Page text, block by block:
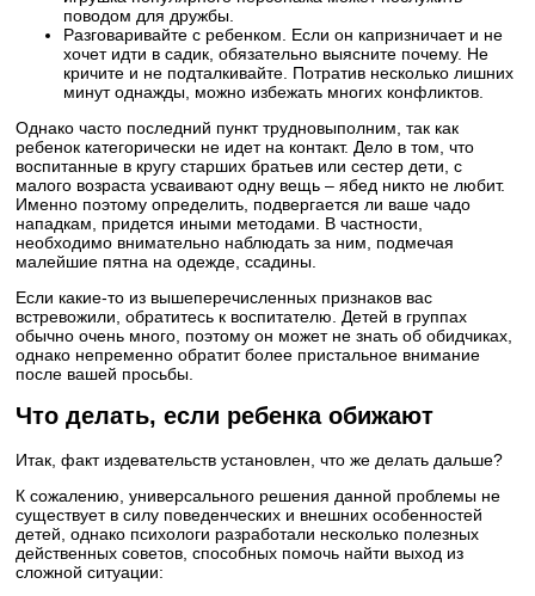
поводом для дружбы.
Разговаривайте с ребенком. Если он капризничает и не
хочет идти в садик, обязательно выясните почему. Не
кричите и не подталкивайте. Потратив несколько лишних
минут однажды, можно избежать многих конфликтов.
Однако часто последний пункт трудновыполним, так как
ребенок категорически не идет на контакт. Дело в том, что
воспитанные в кругу старших братьев или сестер дети, с
малого возраста усваивают одну вещь – ябед никто не любит.
Именно поэтому определить, подвергается ли ваше чадо
нападкам, придется иными методами. В частности,
необходимо внимательно наблюдать за ним, подмечая
малейшие пятна на одежде, ссадины.
Если какие-то из вышеперечисленных признаков вас
встревожили, обратитесь к воспитателю. Детей в группах
обычно очень много, поэтому он может не знать об обидчиках,
однако непременно обратит более пристальное внимание
после вашей просьбы.
Что делать, если ребенка обижают
Итак, факт издевательств установлен, что же делать дальше?
К сожалению, универсального решения данной проблемы не
существует в силу поведенческих и внешних особенностей
детей, однако психологи разработали несколько полезных
действенных советов, способных помочь найти выход из
сложной ситуации: